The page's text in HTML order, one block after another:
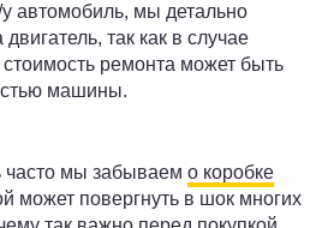
автомобиль, мы детально
так как в случае
стоимость ремонта может быть
машины.
часто мы забываем о коробке
может повергнуть в шок многих